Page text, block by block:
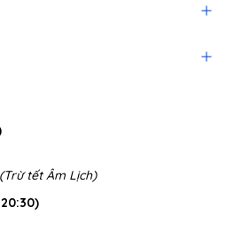
tết Âm Lịch)
20:30)